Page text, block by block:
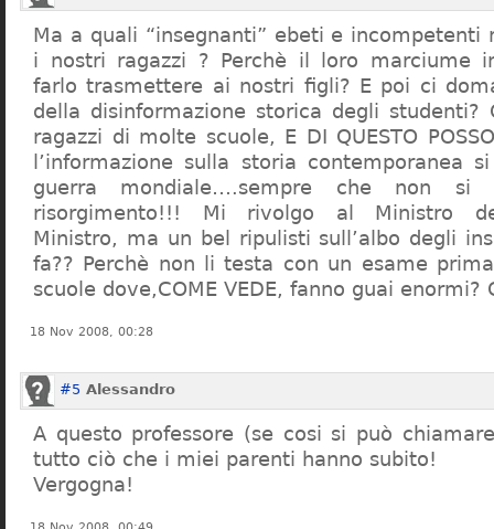
Ma a quali “insegnanti” ebeti e
i nostri ragazzi ? Perchè il loro marciume
farlo trasmettere ai nostri figli? E poi ci
della disinformazione storica degli
ragazzi di molte scuole, E DI QUESTO POSSO
l’informazione sulla storia contemporanea
guerra mondiale….sempre che non
risorgimento!!! Mi rivolgo al Ministro
Ministro, ma un bel ripulisti sull’albo degli
fa?? Perchè non li testa con un esame
scuole dove,COME VEDE, fanno guai enormi?
18 Nov 2008, 00:28
#5 Alessandro
A questo professore (se cosi si può
tutto ciò che i miei parenti hanno subito!
Vergogna!